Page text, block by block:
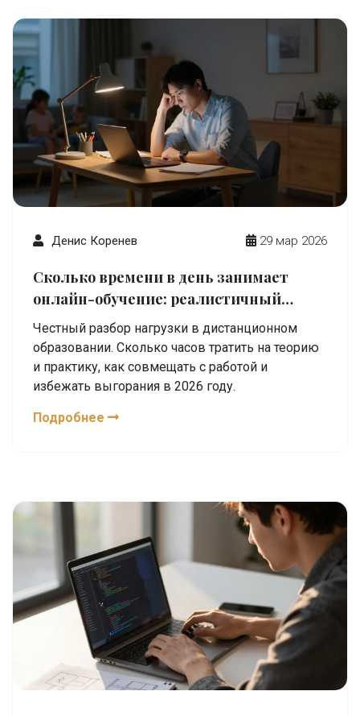
Денис Коренев 29 мар 2026
Сколько времени в день занимает
онлайн-обучение: реалистичный
расчет для новичков и профи
Честный разбор нагрузки в дистанционном
образовании. Сколько часов тратить на теорию
и практику, как совмещать с работой и
избежать выгорания в 2026 году.
Подробнее